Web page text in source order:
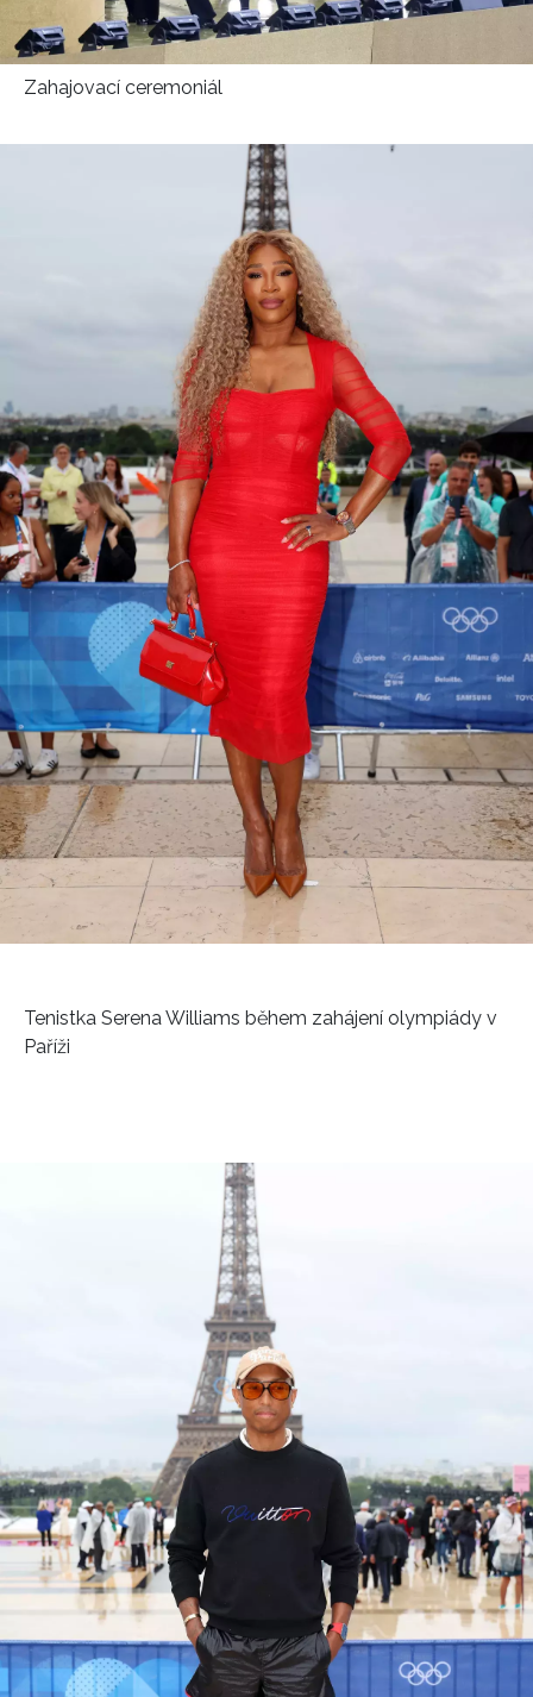
HOME
Zahajovací ceremoniál
Tenistka Serena Williams během zahájení olympiády v
Paříži